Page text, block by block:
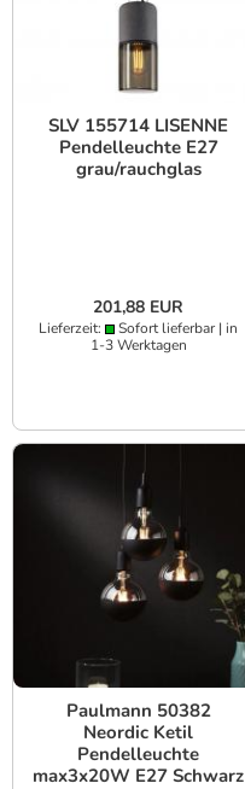
SLV 155714 LISENNE
Pendelleuchte E27
grau/rauchglas
201,88 EUR
Lieferzeit:
Sofort lieferbar | in
1-3 Werktagen
Paulmann 50382
Neordic Ketil
Pendelleuchte
max3x20W E27 Schwarz